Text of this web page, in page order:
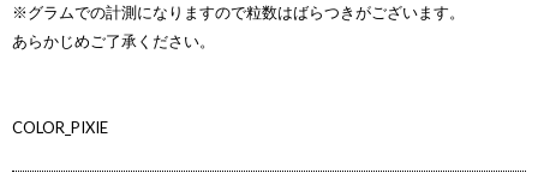
※グラムでの計測になりますので粒数はばらつきがございます。
あらかじめご了承ください。
COLOR_PIXIE